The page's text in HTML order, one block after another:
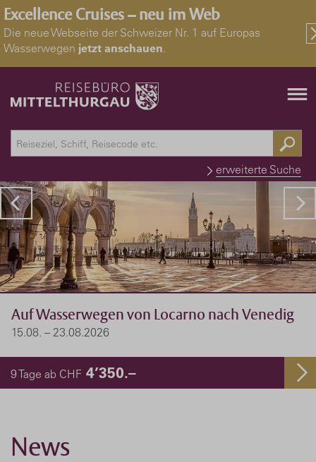
Excellence Cruises – neu im Web
Die neue Webseite der Schweizer Nr. 1 auf Europas
Wasserwegen jetzt anschauen.
erweiterte Suche
Auf Wasserwegen von Locarno nach Venedig
15.08. – 23.08.2026
9 Tage ab CHF 4’350.–
News